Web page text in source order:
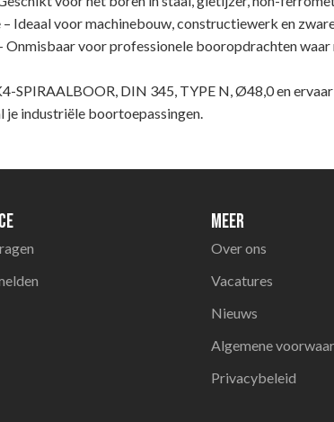
Ideaal voor machinebouw, constructiewerk en
voor professionele booropdrachten
SPIRAALBOOR, DIN 345, TYPE N, Ø48,0 en
je industriële boortoepassingen.
Meer
Over ons
Vacatures
Nieuws
Algemene
Privacybeleid